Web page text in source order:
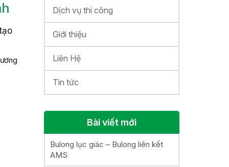
Dịch vụ thi công
Giới thiệu
Liên Hệ
Tin tức
Bài viết mới
Bulong lục giác – Bulong liên kết
AMS